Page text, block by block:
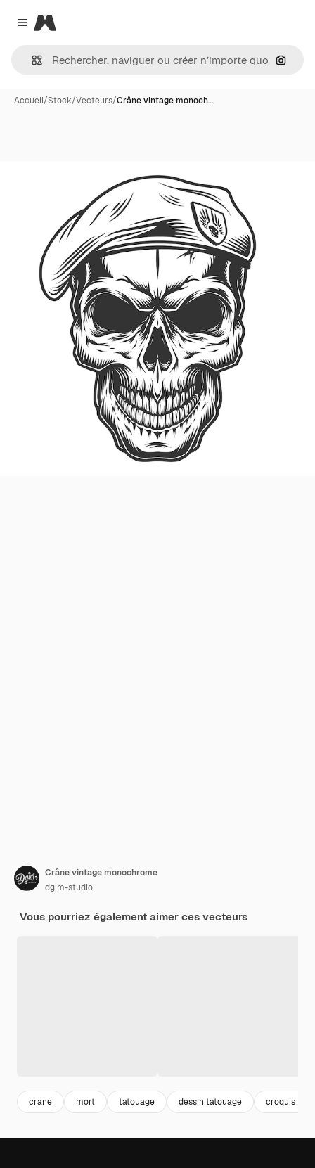
Close menu
Magnific
Accueil/Stock/Vecteurs/Crâne vintage monoch…
Crâne vintage monochrome
dgim-studio
Vous pourriez également aimer ces vecteurs
crane mort tatouage dessin tatouage croquis